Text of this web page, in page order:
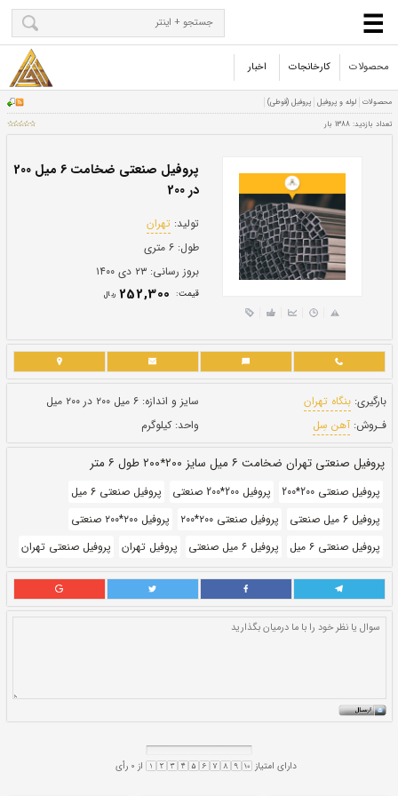
محصولات کارخانجات اخبار
در 200
تولید:تهران
طول:
بروز رسانی: ۲۳ دی ۱۴۰۰
قيمت: 252,300ريال
واحد:کیلوگرم